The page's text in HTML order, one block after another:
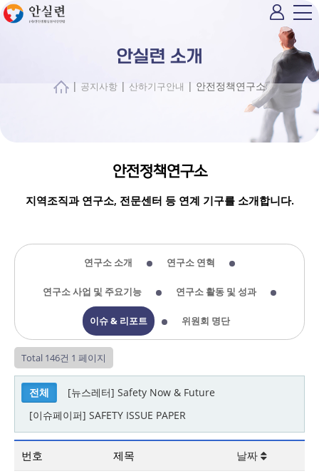
안실련 소개
| 공지사항 | 산하기구안내 | 안전정책연구소
안전정책연구소
지역조직과 연구소, 전문센터 등 연계 기구를 소개합니다.
연구소 소개 연구소 연혁
연구소 사업 및 주요기능 연구소 활동 및 성과
이슈 & 리포트 위원회 명단
Total 146건 1 페이지
전체
[뉴스레터] Safety Now & Future
[이슈페이퍼] SAFETY ISSUE PAPER
번호 제목 날짜